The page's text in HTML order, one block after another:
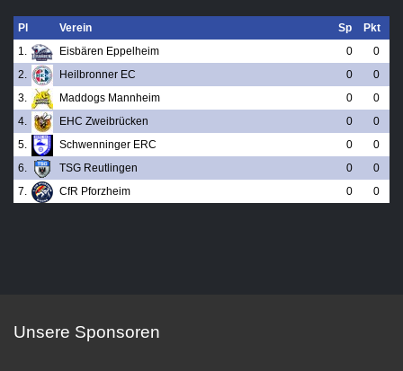
Pl Verein Sp
Pkt
1.
Eisbären Eppelheim 0
0
2.
Heilbronner EC 0
0
3.
Maddogs Mannheim 0
0
4.
EHC Zweibrücken 0
0
5.
Schwenninger ERC 0
0
6.
TSG Reutlingen 0
0
7.
CfR Pforzheim 0 0
Unsere Sponsoren